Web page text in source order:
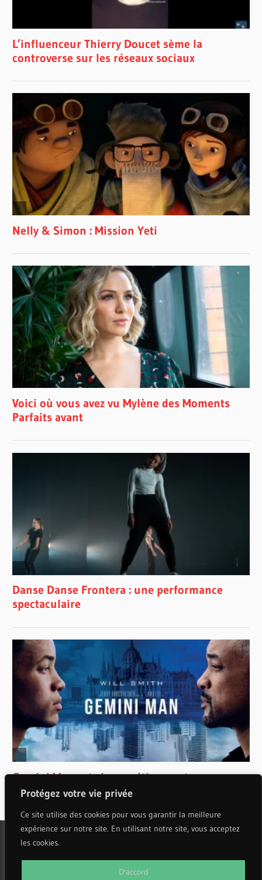
Protégez votre vie privée
Ce site utilise des cookies pour vous garantir la meilleure
expérience sur notre site. En utilisant notre site, vous acceptez
les cookies.
D'accord
WordPress Theme: Wellington by ThemeZee.